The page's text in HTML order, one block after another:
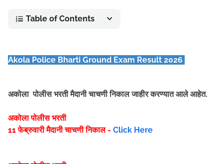
Table of Contents
Akola Police Bharti Ground Exam Result 2026
अकोला पोलीस भरती मैदानी चाचणी निकाल जाहीर करण्यात आले आहेत.
अकोला पोलीस भरती
11 फेब्रुवारीमैदानी चाचणी निकाल - Click Here